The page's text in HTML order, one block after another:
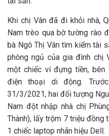
Khi chị Vân đã đi khỏi nhà,
Nam trèo qua bờ tường rào
bà Ngô Thị Vân tìm kiếm tài
phòng ngủ của gia đình chị
một chiếc ví đựng tiền,
điện thoại di động.
31/3/2021, hai đối tượng
Nam đột nhập nhà chị
Thành), lấy trộm 7 triệu đồng
1 chiếc laptop nhãn hiệu Dell.